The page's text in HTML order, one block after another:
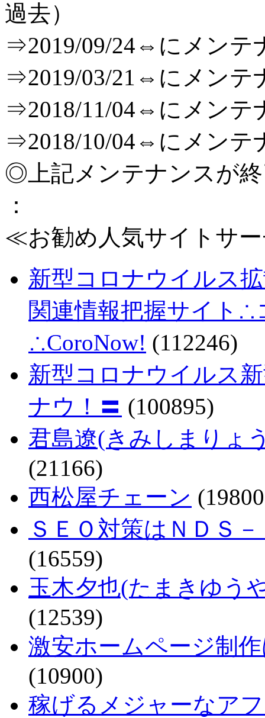
過去）
⇒2019/09/24⇔にメンテ
⇒2019/03/21⇔にメンテ
⇒2018/11/04⇔にメンテ
⇒2018/10/04⇔にメンテ
◎上記メンテナンスが
：
≪お勧め人気サイトサ
新型コロナウイルス
関連情報把握サイト
∴CoroNow! (112246)
新型コロナウイルス
ナウ！〓 (100895)
君島遼(きみしまりょ
(21166)
西松屋チェーン
ＳＥＯ対策はＮＤＳ
(16559)
玉木夕也(たまきゆう
(12539)
激安ホームページ制
(10900)
稼げるメジャーなア